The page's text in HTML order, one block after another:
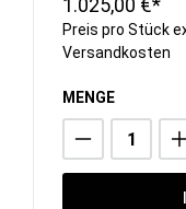
1.025,00 €*
Preis pro Stück
Versandkosten
MENGE